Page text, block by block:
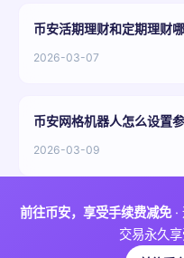
币安活期理财和定期理财哪
2026-03-07
币安网格机器人怎么设置
2026-03-09
前往币安，享受手续费减免·
交易永久